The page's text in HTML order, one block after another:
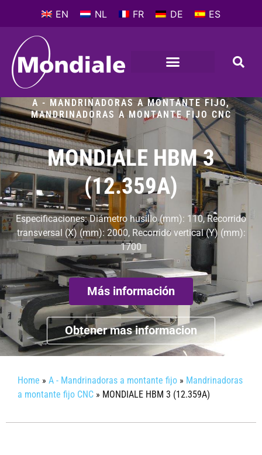
EN NL FR DE ES
A - MANDRINADORAS A MONTANTE FIJO,
MANDRINADORAS A MONTANTE FIJO CNC
MONDIALE HBM 3
(12.359A)
Especificaciones: Diámetro husillo (mm): 110, Recorrido
transversal (X) (mm): 2000, Recorrido vertical (Y) (mm):
1700
Más información
Obtener mas informacion
Home » A - Mandrinadoras a montante fijo » Mandrinadoras
a montante fijo CNC » MONDIALE HBM 3 (12.359A)